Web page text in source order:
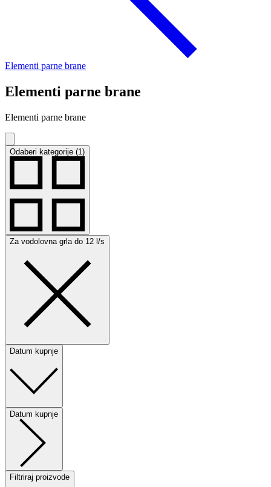
Elementi parne brane
Elementi parne brane
Elementi parne brane
Odaberi kategorije (1)
Za vodolovna grla do 12 l/s
Datum kupnje
Datum kupnje
Filtriraj proizvode